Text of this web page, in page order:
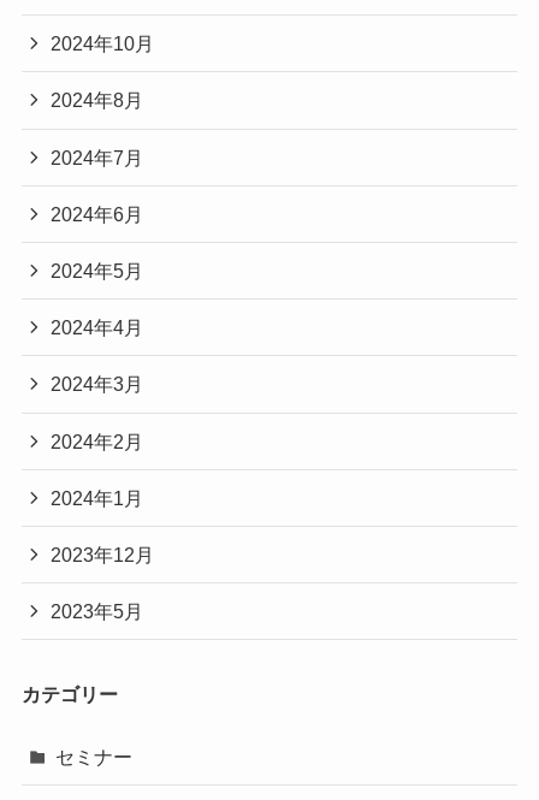
2024年10月
2024年8月
2024年7月
2024年6月
2024年5月
2024年4月
2024年3月
2024年2月
2024年1月
2023年12月
2023年5月
カテゴリー
セミナー